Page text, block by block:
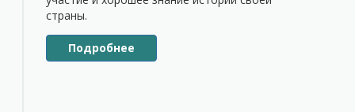
страны.
Подробнее